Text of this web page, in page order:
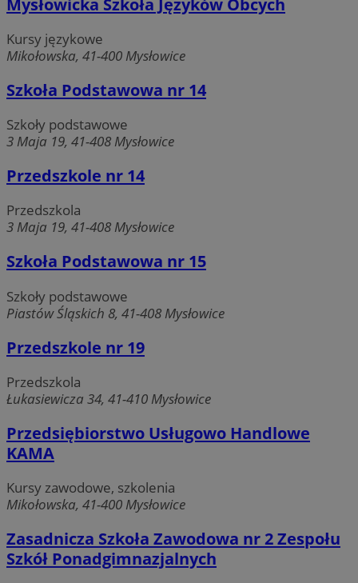
Mysłowicka Szkoła Języków Obcych
Kursy językowe
Mikołowska, 41-400 Mysłowice
Szkoła Podstawowa nr 14
Szkoły podstawowe
3 Maja 19, 41-408 Mysłowice
Przedszkole nr 14
Przedszkola
3 Maja 19, 41-408 Mysłowice
Szkoła Podstawowa nr 15
Szkoły podstawowe
Piastów Śląskich 8, 41-408 Mysłowice
Przedszkole nr 19
Przedszkola
Łukasiewicza 34, 41-410 Mysłowice
Przedsiębiorstwo Usługowo Handlowe
KAMA
Kursy zawodowe, szkolenia
Mikołowska, 41-400 Mysłowice
Zasadnicza Szkoła Zawodowa nr 2 Zespołu
Szkół Ponadgimnazjalnych